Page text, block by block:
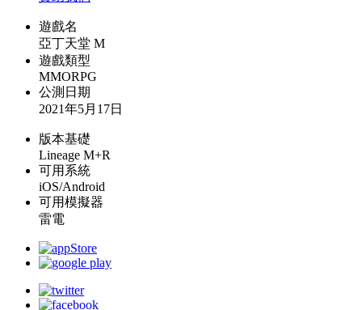
遊戲名
亞丁天堂 M
遊戲類型
MMORPG
公測日期
2021年5月17日
版本基礎
Lineage M+R
可用系統
iOS/Android
可用模擬器
雷電